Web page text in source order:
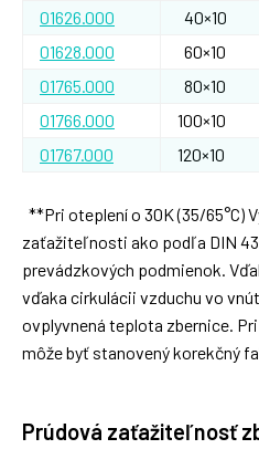
01626.000
40×10
01628.000
60×10
01765.000
80×10
01766.000
100×10
01767.000
120×10
**Pri oteplení o 30K (35/65°C)
zaťažiteľnosti ako podľa DIN
prevádzkových podmienok.
vďaka cirkulácii vzduchu vo
ovplyvnená teplota zbernice.
môže byť stanovený korekčný
Prúdová zaťažiteľnosť